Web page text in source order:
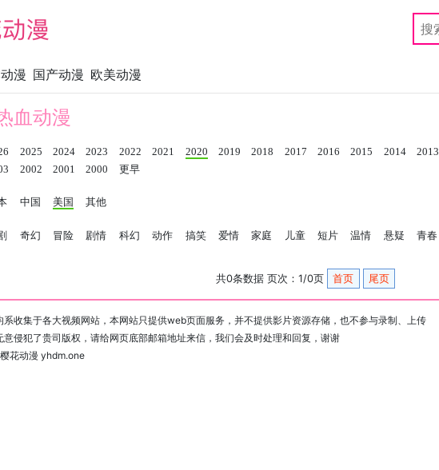
漫 国产动漫 欧美动漫
血动漫
2025 2024 2023 2022 2021 2020 2019 2018 2017 2016 2015 2014 2013
2002 2001 2000 更早
中国 美国 其他
奇幻 冒险 剧情 科幻 动作 搞笑 爱情 家庭 儿童 短片 温情 悬疑 青春
共0条数据 页次：1/0页 首页 尾页
系收集于各大视频网站，本网站只提供web页面服务，并不提供影片资源存储，也不参与录制、上传
意侵犯了贵司版权，请给网页底部邮箱地址来信，我们会及时处理和回复，谢谢
樱花动漫 yhdm.one